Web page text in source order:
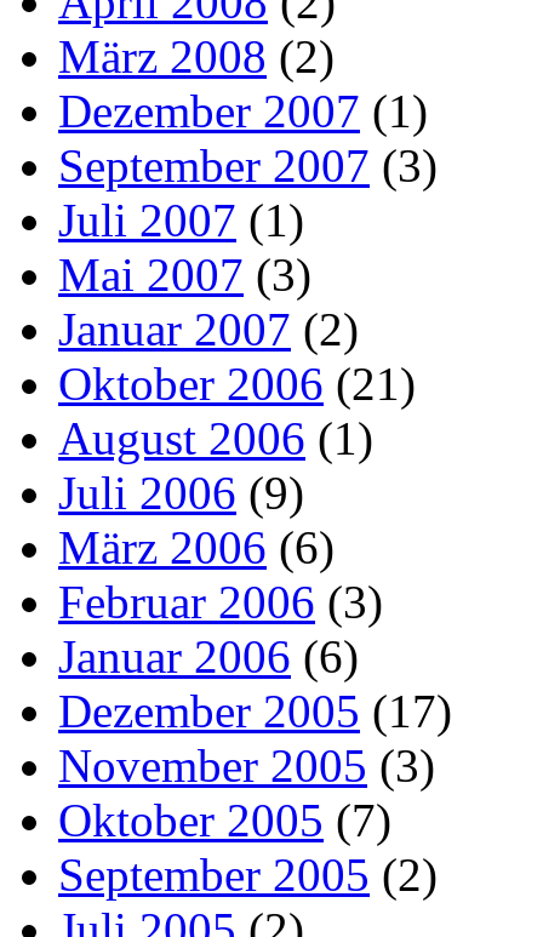
März 2008 (2)
Dezember 2007 (1)
September 2007 (3)
Juli 2007 (1)
Mai 2007 (3)
Januar 2007 (2)
Oktober 2006 (21)
August 2006 (1)
Juli 2006 (9)
März 2006 (6)
Februar 2006 (3)
Januar 2006 (6)
Dezember 2005 (17)
November 2005 (3)
Oktober 2005 (7)
September 2005 (2)